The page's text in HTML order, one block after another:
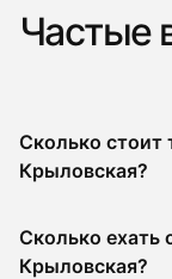
Частые
Сколько стоит
Крыловская?
Сколько ехать
Крыловская?